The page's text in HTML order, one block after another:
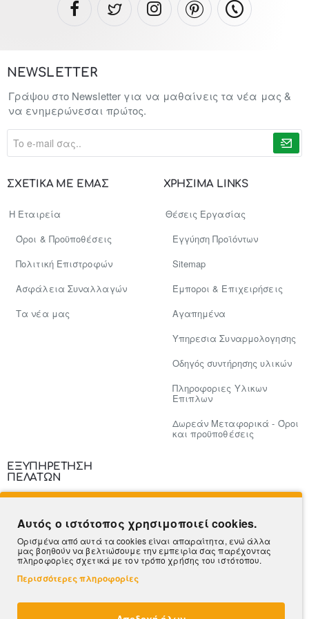
ΣΧΕΤΙΚΑ ΜΕ ΕΜΑΣ
Η Εταιρεία
Όροι & Προϋποθέσεις
Πολιτική Επιστροφών
Ασφάλεια Συναλλαγών
Tα νέα μας
ΧΡΗΣΙΜΑ LINKS
Θέσεις Εργασίας
Εγγύηση Προϊόντων
Sitemap
Έμποροι & Επιχειρήσεις
Αγαπημένα
Υπηρεσια Συναρμολογησης
Οδηγός συντήρησης υλικών
Πληροφοριες Υλικων
Επιπλων
Δωρεάν Μεταφορικά - Όροι
και προϋποθέσεις
ΕΞΥΠΗΡΕΤΗΣΗ
ΠΕΛΑΤΩΝ
Τρόποι Πληρωμής
Πληροφορίες Αποστολής
Ο Λογαριασμός μου
Β2Β
NEWSLETTER
Γράψου στο Newsletter για να μαθαίνεις τα νέα μας &
να ενημερώνεσαι πρώτος.
σας..
Αυτός ο ιστότοπος χρησιμοποιεί cookies.
Ορισμένα από αυτά τα cookies είναι απαραίτητα, ενώ άλλα
μας βοηθούν να βελτιώσουμε την εμπειρία σας παρέχοντας
πληροφορίες σχετικά με τον τρόπο χρήσης του ιστότοπου.
Περισσότερες πληροφορίες